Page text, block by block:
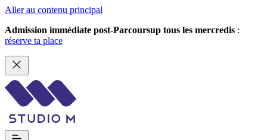
Aller au contenu principal
Admission immédiate post-Parcoursup tous les mercredis :
réserve ta place